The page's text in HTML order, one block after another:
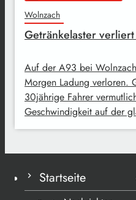
Wolnzach
Getränkelaster
Auf der A93 bei
Morgen Ladung verloren.
30jährige Fahrer
Geschwindigkeit auf der
Startseite